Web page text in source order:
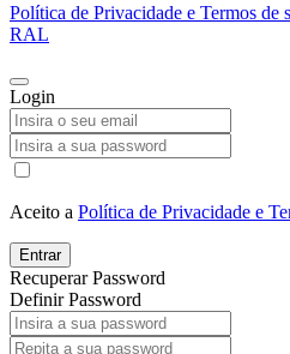
Política de Privacidade e Termos de
RAL
Login
Aceito a Política de Privacidade e
Entrar
Recuperar Password
Definir Password